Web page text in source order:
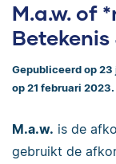
M.a.w. of
Betekenis
Gepubliceerd op
op 21 februari 2023.
M.a.w. is de
gebruikt de